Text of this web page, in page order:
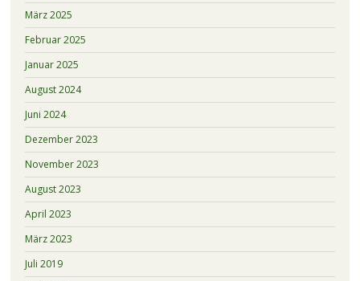
März 2025
Februar 2025
Januar 2025
August 2024
Juni 2024
Dezember 2023
November 2023
August 2023
April 2023
März 2023
Juli 2019